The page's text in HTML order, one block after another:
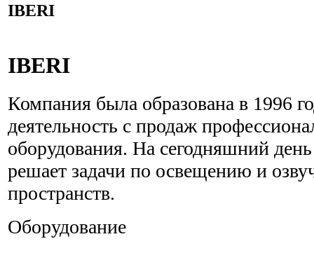
IBERI
IBERI
Компания была образована в 1996
деятельность с продаж
оборудования. На сегодняшний
решает задачи по освещению и
пространств.
Оборудование